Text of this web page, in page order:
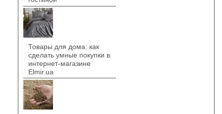
Товары для дома: как
сделать умные покупки в
интернет-магазине
Elmir.ua